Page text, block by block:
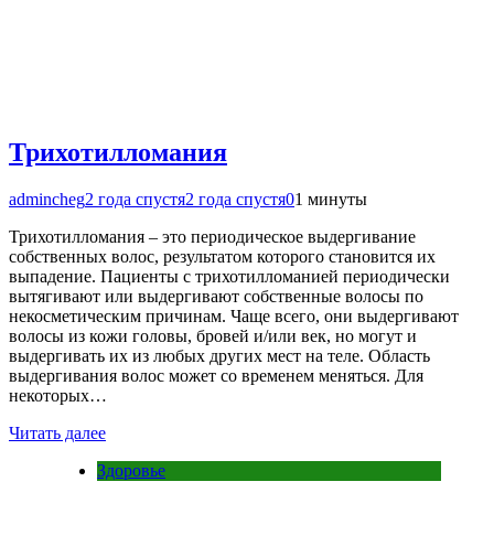
Трихотилломания
admincheg2 года спустя2 года спустя01 минуты
Трихотилломания – это периодическое выдергивание
собственных волос, результатом которого становится их
выпадение. Пациенты с трихотилломанией периодически
вытягивают или выдергивают собственные волосы по
некосметическим причинам. Чаще всего, они выдергивают
волосы из кожи головы, бровей и/или век, но могут и
выдергивать их из любых других мест на теле. Область
выдергивания волос может со временем меняться. Для
некоторых…
Читать далее
Здоровье